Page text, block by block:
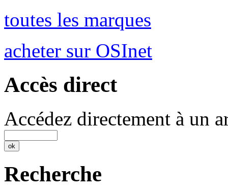
toutes les marques
acheter sur OSInet
Accès direct
Accédez directement à un
Recherche